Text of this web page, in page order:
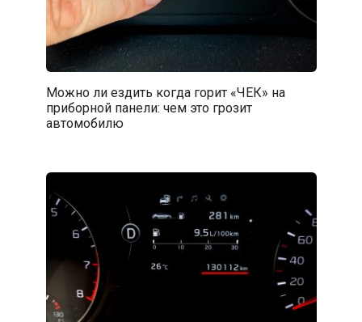
Можно ли ездить когда горит «ЧЕК» на
приборной панели: чем это грозит
автомобилю